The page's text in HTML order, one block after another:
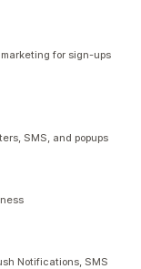
for sign-ups
SMS, and popups
Notifications, SMS